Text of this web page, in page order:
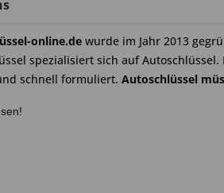
online.de wurde im Jahr 2013
spezialisiert sich auf
schnell formuliert. Autoschlüssel